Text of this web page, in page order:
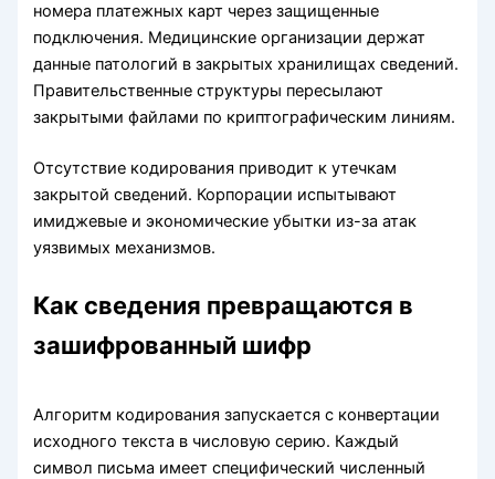
номера платежных карт через защищенные
подключения. Медицинские организации держат
данные патологий в закрытых хранилищах сведений.
Правительственные структуры пересылают
закрытыми файлами по криптографическим линиям.
Отсутствие кодирования приводит к утечкам
закрытой сведений. Корпорации испытывают
имиджевые и экономические убытки из-за атак
уязвимых механизмов.
Как сведения превращаются в
зашифрованный шифр
Алгоритм кодирования запускается с конвертации
исходного текста в числовую серию. Каждый
символ письма имеет специфический численный